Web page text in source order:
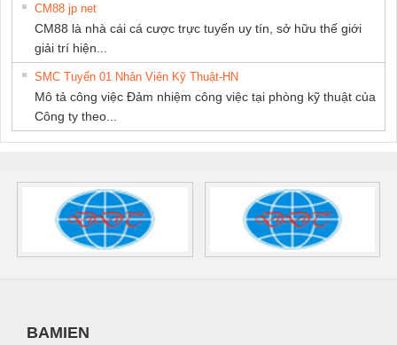
CM88 jp net
CM88 là nhà cái cá cược trực tuyến uy tín, sở hữu thế giới
giải trí hiện...
SMC Tuyển 01 Nhân Viên Kỹ Thuật-HN
Mô tả công việc Đảm nhiệm công việc tại phòng kỹ thuật của
Công ty theo...
BAMIEN